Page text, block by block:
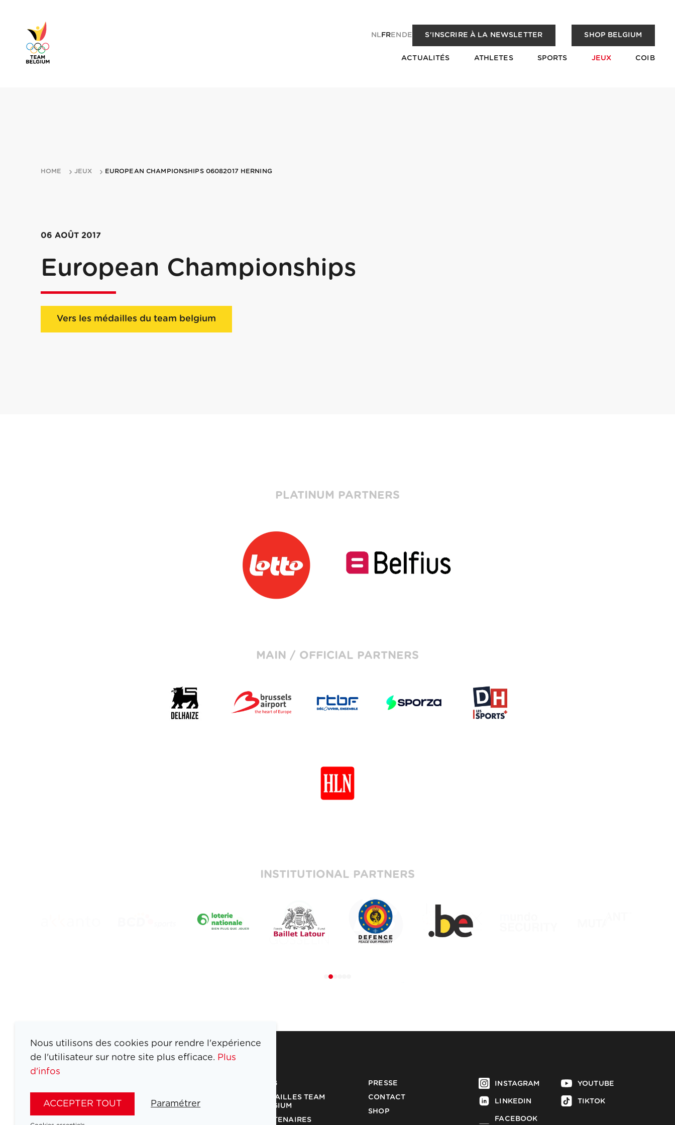
NLFREN DE S'INSCRIRE À LA NEWSLETTER SHOP BELGIUM
ACTUALITÉS ATHLETES SPORTS JEUX COIB
HOME JEUX EUROPEAN CHAMPIONSHIPS 06082017 HERNING
06 AOÛT 2017
European Championships
Vers les médailles du team belgium
PLATINUM PARTNERS
MAIN / OFFICIAL PARTNERS
INSTITUTIONAL PARTNERS
JEUX
COIB
MÉDAILLES TEAM
BELGIUM
PARTENAIRES
PRESSE
CONTACT
SHOP
INSTAGRAM
LINKEDIN
FACEBOOK
YOUTUBE
TIKTOK
Nous utilisons des cookies pour rendre l'expérience
de l'utilisateur sur notre site plus efficace. Plus
d'infos
ACCEPTER TOUT Paramétrer